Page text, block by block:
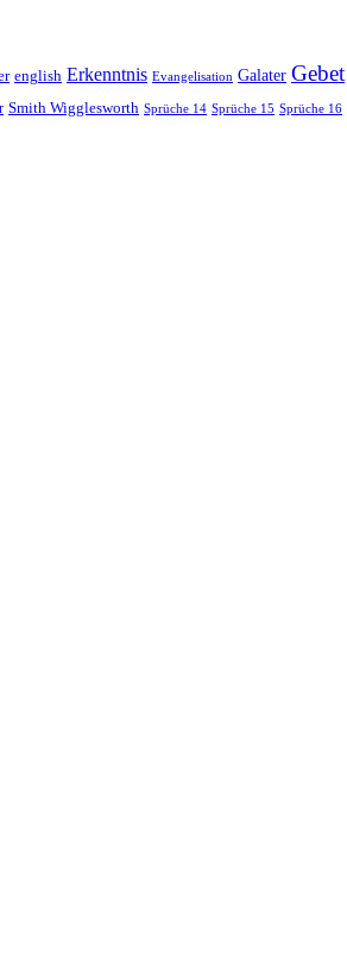
english Erkenntnis Evangelisation Galater Gebet
Smith Wigglesworth Sprüche 14 Sprüche 15 Sprüche 16